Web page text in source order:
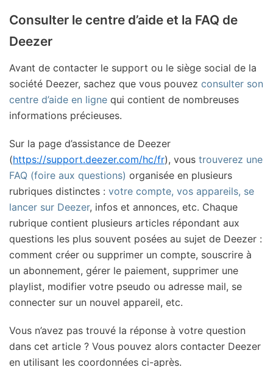
Consulter le centre d’aide et la FAQ de
Deezer
Avant de contacter le support ou le siège social de la
société Deezer, sachez que vous pouvez consulter son
centre d’aide en ligne qui contient de nombreuses
informations précieuses.
Sur la page d’assistance de Deezer
(https://support.deezer.com/hc/fr), vous trouverez une
FAQ (foire aux questions) organisée en plusieurs
rubriques distinctes : votre compte, vos appareils, se
lancer sur Deezer, infos et annonces, etc. Chaque
rubrique contient plusieurs articles répondant aux
questions les plus souvent posées au sujet de Deezer :
comment créer ou supprimer un compte, souscrire à
un abonnement, gérer le paiement, supprimer une
playlist, modifier votre pseudo ou adresse mail, se
connecter sur un nouvel appareil, etc.
Vous n’avez pas trouvé la réponse à votre question
dans cet article ? Vous pouvez alors contacter Deezer
en utilisant les coordonnées ci-après.